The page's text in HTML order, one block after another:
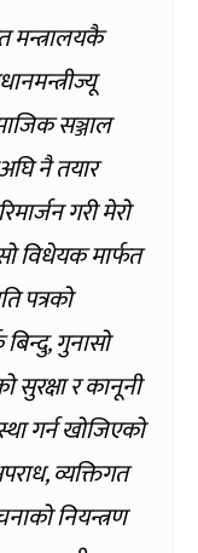
मन्त्रालयकै
सञ्जाल
नै तयार
गरी मेरो
विधेयक मार्फत
पत्रको
गुनासो
सुरक्षा र कानूनी
गर्न खोजिएको
व्यक्तिगत
नियन्त्रण